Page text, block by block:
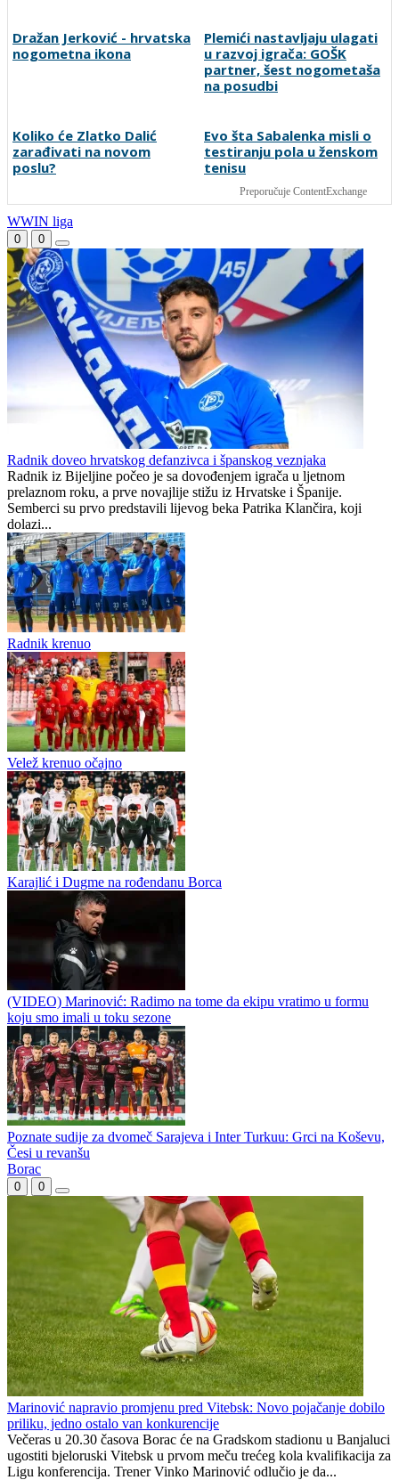
Dražan Jerković - hrvatska
nogometna ikona
Plemići nastavljaju ulagati
u razvoj igrača: GOŠK
partner, šest nogometaša
na posudbi
Koliko će Zlatko Dalić
zarađivati na novom
poslu?
Evo šta Sabalenka misli o
testiranju pola u ženskom
tenisu
Preporučuje ContentExchange
WWIN liga
0 0
Radnik doveo hrvatskog defanzivca i španskog veznjaka
Radnik iz Bijeljine počeo je sa dovođenjem igrača u ljetnom
prelaznom roku, a prve novajlije stižu iz Hrvatske i Španije.
Semberci su prvo predstavili lijevog beka Patrika Klančira, koji
dolazi...
Radnik krenuo
Velež krenuo očajno
Karajlić i Dugme na rođendanu Borca
(VIDEO) Marinović: Radimo na tome da ekipu vratimo u formu
koju smo imali u toku sezone
Poznate sudije za dvomeč Sarajeva i Inter Turkuu: Grci na Koševu,
Česi u revanšu
Borac
0 0
Marinović napravio promjenu pred Vitebsk: Novo pojačanje dobilo
priliku, jedno ostalo van konkurencije
Večeras u 20.30 časova Borac će na Gradskom stadionu u Banjaluci
ugostiti bjeloruski Vitebsk u prvom meču trećeg kola kvalifikacija za
Ligu konferencija. Trener Vinko Marinović odlučio je da...